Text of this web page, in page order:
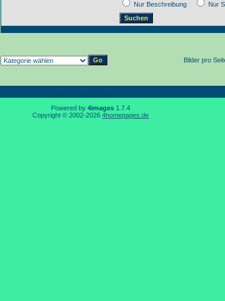
Nur Beschreibung
Nur
Bilder pro
Powered by 4images 1.7.4
Copyright © 2002-2026 4homepages.de